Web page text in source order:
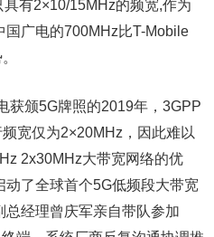
有2×10/15MHz的频宽,作为
国广电的700MHz比T-Mobile
获颁5G牌照的2019年，3GPP
宽仅为2×20MHz，因此难以
2x30MHz大带宽网络的优
了全球首个5G低频段大带宽
总经理曾庆军亲自带队参加